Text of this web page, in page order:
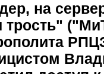
на
трость"